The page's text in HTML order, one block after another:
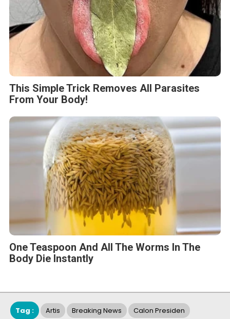
This Simple Trick Removes All Parasites
From Your Body!
One Teaspoon And All The Worms In The
Body Die Instantly
Tag : Artis Breaking News Calon Presiden